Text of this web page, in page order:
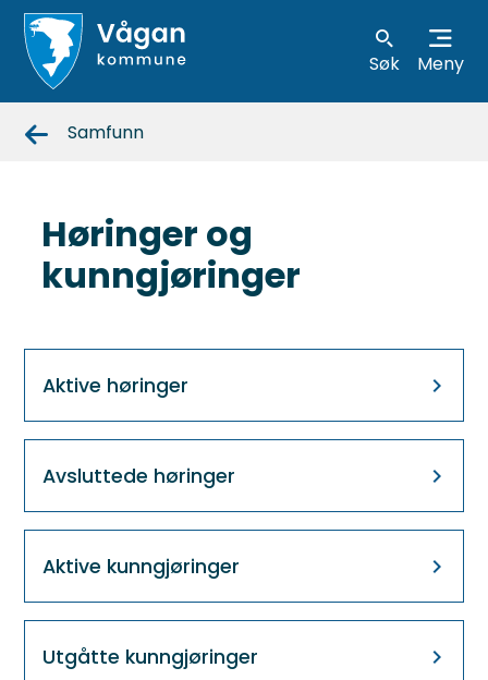
Vågan
Søk Meny
Samfunn
Høringer og
kunngjøringer
Aktive høringer
Avsluttede høringer
Aktive kunngjøringer
Utgåtte kunngjøringer